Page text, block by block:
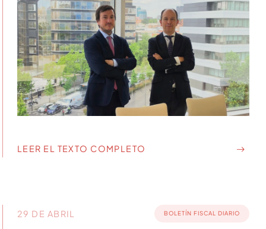
LEER EL TEXTO COMPLETO
29 DE ABRIL BOLETÍN FISCAL DIARIO